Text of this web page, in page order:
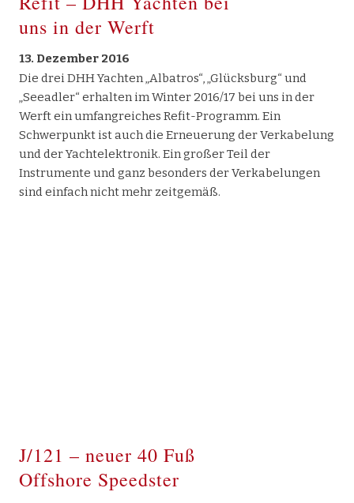
Sargo
Makai
X Shore
Bootshandel
Gebrauchtboote
uns in der Werft
13. Dezember 2016
Die drei DHH Yachten „Albatros“, „Glücksburg“ und
„Seeadler“ erhalten im Winter 2016/17 bei uns in der
Werft ein umfangreiches Refit-Programm. Ein
Schwerpunkt ist auch die Erneuerung der Verkabelung
und der Yachtelektronik. Ein großer Teil der
Instrumente und ganz besonders der Verkabelungen
sind einfach nicht mehr zeitgemäß.
J/121 – neuer 40 Fuß
Offshore Speedster